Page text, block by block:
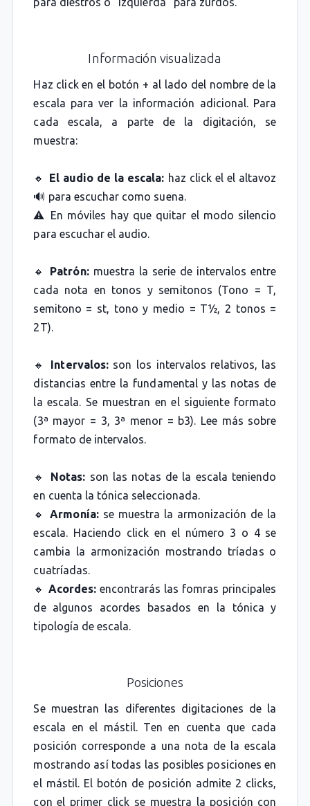
Información visualizada
Haz click en el botón + al lado del nombre de la
escala para ver la información adicional. Para
cada escala, a parte de la digitación, se
muestra:
🔸 El audio de la escala: haz click el el altavoz
🔊 para escuchar como suena.
⚠️ En móviles hay que quitar el modo silencio
para escuchar el audio.
🔸 Patrón:muestra la serie de intervalos entre
cada nota en tonos y semitonos (Tono = T,
semitono = st, tono y medio = T½, 2 tonos =
2T).
🔸 Intervalos:son los intervalos relativos, las
distancias entre la fundamental y las notas de
la escala. Se muestran en el siguiente formato
(3ª mayor = 3, 3ª menor = b3). Lee más sobre
formato de intervalos.
🔸 Notas: son las notas de la escala teniendo
en cuenta la tónica seleccionada.
🔸Armonía:se muestra la armonización de la
escala. Haciendo click en el número 3 o 4 se
cambia la armonización mostrando tríadas o
cuatríadas.
🔸 Acordes: encontrarás las fomras principales
de algunos acordes basados en la tónica y
tipología de escala.
Posiciones
Se muestran las diferentes digitaciones de la
escala en el mástil. Ten en cuenta que cada
posición corresponde a una nota de la escala
mostrando así todas las posibles posiciones en
el mástil. El botón de posición admite 2 clicks,
con el primer click se muestra la posición con